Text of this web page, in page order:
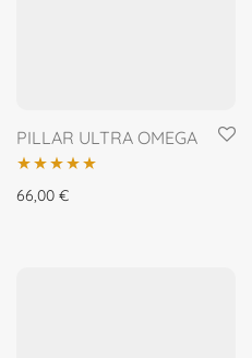
PILLAR ULTRA OMEGA
Įvertinimas:
66,00 €